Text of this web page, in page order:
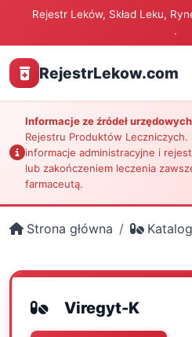
Rejestr Leków, Skład Leku,
.
RejestrLekow.com
Informacje ze źródeł
Rejestru Produktów Leczniczych.
informacje administracyjne i
lub zakończeniem leczenia
farmaceutą.
Strona główna
Viregyt-K